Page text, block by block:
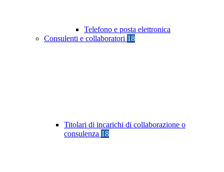
Telefono e posta elettronica
Consulenti e collaboratori 18
Titolari di incarichi di collaborazione o
consulenza 18